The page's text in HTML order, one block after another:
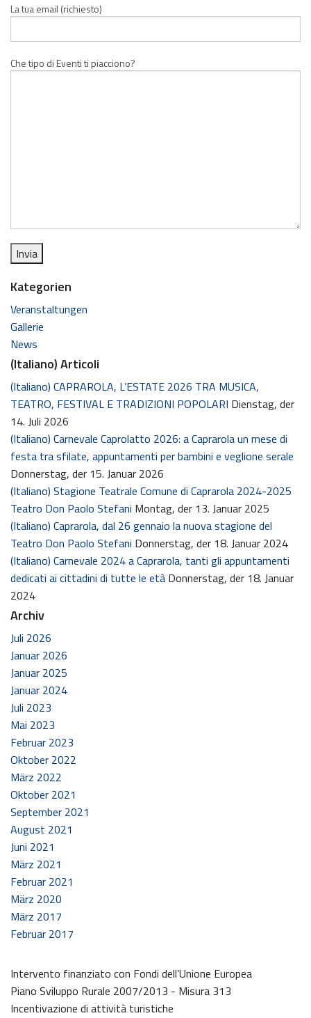
La tua email (richiesto)
Che tipo di Eventi ti piacciono?
Kategorien
Veranstaltungen
Gallerie
News
(Italiano) Articoli
(Italiano) CAPRAROLA, L’ESTATE 2026 TRA MUSICA,
TEATRO, FESTIVAL E TRADIZIONI POPOLARI Dienstag, der
14. Juli 2026
(Italiano) Carnevale Caprolatto 2026: a Caprarola un mese di
festa tra sfilate, appuntamenti per bambini e veglione serale
Donnerstag, der 15. Januar 2026
(Italiano) Stagione Teatrale Comune di Caprarola 2024-2025
Teatro Don Paolo Stefani Montag, der 13. Januar 2025
(Italiano) Caprarola, dal 26 gennaio la nuova stagione del
Teatro Don Paolo Stefani Donnerstag, der 18. Januar 2024
(Italiano) Carnevale 2024 a Caprarola, tanti gli appuntamenti
dedicati ai cittadini di tutte le età Donnerstag, der 18. Januar
2024
Archiv
Juli 2026
Januar 2026
Januar 2025
Januar 2024
Juli 2023
Mai 2023
Februar 2023
Oktober 2022
März 2022
Oktober 2021
September 2021
August 2021
Juni 2021
März 2021
Februar 2021
März 2020
März 2017
Februar 2017
Intervento finanziato con Fondi dell’Unione Europea
Piano Sviluppo Rurale 2007/2013 - Misura 313
Incentivazione di attività turistiche